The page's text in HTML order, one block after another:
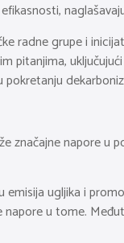
radne grupe i
napore
ugljika i
u tome.